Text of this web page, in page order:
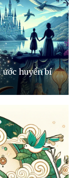
huyền bí